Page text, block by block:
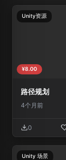
Unity资源
¥8.00
路径规划
4个月前
0
Unity 场景